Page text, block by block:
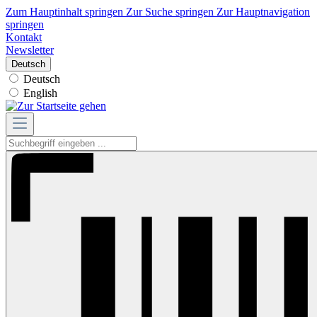
Zum Hauptinhalt springen Zur Suche springen Zur Hauptnavigation
springen
Kontakt
Newsletter
Deutsch
Deutsch
English